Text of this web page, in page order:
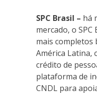
SPC Brasil – há
mercado, o
mais completos
América Latina,
crédito de
plataforma de
CNDL para